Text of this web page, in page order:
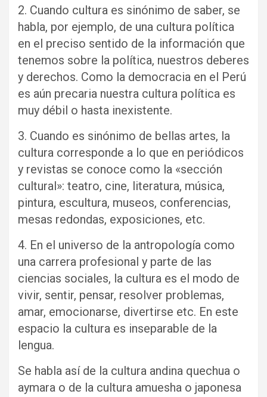
2. Cuando cultura es sinónimo de saber, se
habla, por ejemplo, de una cultura política
en el preciso sentido de la información que
tenemos sobre la política, nuestros deberes
y derechos. Como la democracia en el Perú
es aún precaria nuestra cultura política es
muy débil o hasta inexistente.
3. Cuando es sinónimo de bellas artes, la
cultura corresponde a lo que en periódicos
y revistas se conoce como la «sección
cultural»: teatro, cine, literatura, música,
pintura, escultura, museos, conferencias,
mesas redondas, exposiciones, etc.
4. En el universo de la antropología como
una carrera profesional y parte de las
ciencias sociales, la cultura es el modo de
vivir, sentir, pensar, resolver problemas,
amar, emocionarse, divertirse etc. En este
espacio la cultura es inseparable de la
lengua.
Se habla así de la cultura andina quechua o
aymara o de la cultura amuesha o japonesa